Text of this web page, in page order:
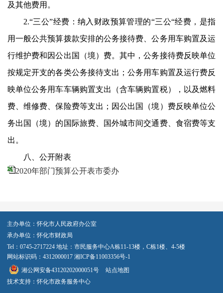
及其他费用。
2.“三公”经费：纳入财政预算管理的“三公“经费，是指
用一般公共预算拨款安排的公务接待费、公务用车购置及运
行维护费和因公出国（境）费。其中，公务接待费反映单位
按规定开支的各类公务接待支出；公务用车购置及运行费反
映单位公务用车车辆购置支出（含车辆购置税），以及燃料
费、维修费、保险费等支出；因公出国（境）费反映单位公
务出国（境）的国际旅费、国外城市间交通费、食宿费等支
出。
八、公开附表
2020年部门预算公开表市委办
主办单位：怀化市人民政府办公室
承办单位：怀化市财政局
Tel：0745-2717224 地址：市民服务中心A栋11-13楼，C栋1楼、4-5楼
网站标识码：4312000017 湘ICP备11003356号-1
湘公网安备43120202000051号
站点地图
技术支持：怀化市政务服务中心